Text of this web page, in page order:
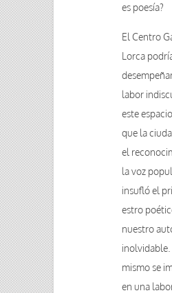
es poesía?
El Centro
Lorca
labor
este
que la
el
la voz
insufló el
estro
nuestro
inolvidable.
mismo se
en una